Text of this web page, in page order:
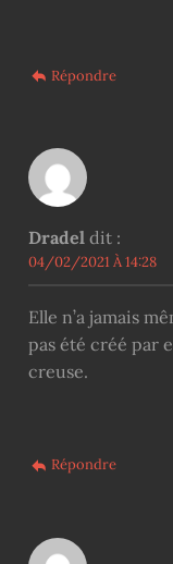
Répondre
Dradel dit :
04/02/2021 À 14:28
Elle n’a jamais
pas été créé par
creuse.
Répondre